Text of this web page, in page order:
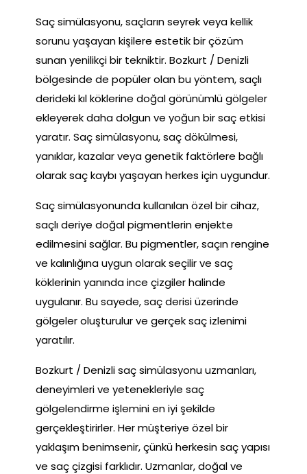
Saç simülasyonu, saçların seyrek veya kellik
sorunu yaşayan kişilere estetik bir çözüm
sunan yenilikçi bir tekniktir. Bozkurt / Denizli
bölgesinde de popüler olan bu yöntem, saçlı
derideki kıl köklerine doğal görünümlü gölgeler
ekleyerek daha dolgun ve yoğun bir saç etkisi
yaratır. Saç simülasyonu, saç dökülmesi,
yanıklar, kazalar veya genetik faktörlere bağlı
olarak saç kaybı yaşayan herkes için uygundur.
Saç simülasyonunda kullanılan özel bir cihaz,
saçlı deriye doğal pigmentlerin enjekte
edilmesini sağlar. Bu pigmentler, saçın rengine
ve kalınlığına uygun olarak seçilir ve saç
köklerinin yanında ince çizgiler halinde
uygulanır. Bu sayede, saç derisi üzerinde
gölgeler oluşturulur ve gerçek saç izlenimi
yaratılır.
Bozkurt / Denizli saç simülasyonu uzmanları,
deneyimleri ve yetenekleriyle saç
gölgelendirme işlemini en iyi şekilde
gerçekleştirirler. Her müşteriye özel bir
yaklaşım benimsenir, çünkü herkesin saç yapısı
ve saç çizgisi farklıdır. Uzmanlar, doğal ve